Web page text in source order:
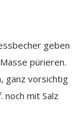
geben
pürieren.
ganz vorsichtig
noch mit Salz